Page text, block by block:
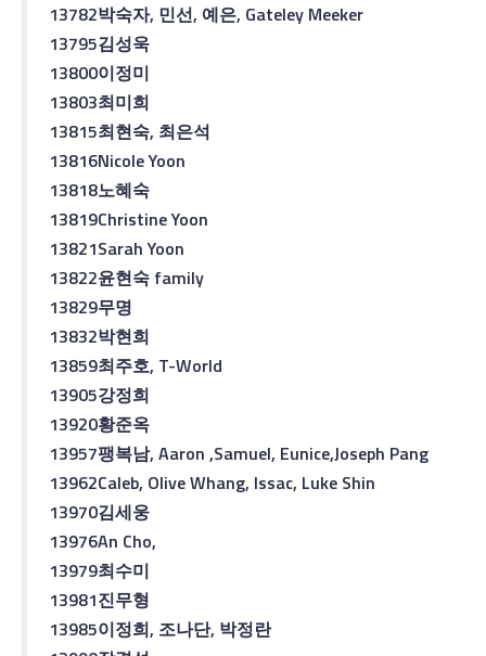
13782박숙자, 민선, 예은, Gateley Meeker
13795김성욱
13800이정미
13803최미희
13815최현숙, 최은석
13816Nicole Yoon
13818노혜숙
13819Christine Yoon
13821Sarah Yoon
13822윤현숙 family
13829무명
13832박현희
13859최주호, T-World
13905강정희
13920황준옥
13957팽복남, Aaron ,Samuel, Eunice,Joseph Pang
13962Caleb, Olive Whang, Issac, Luke Shin
13970김세웅
13976An Cho,
13979최수미
13981진무형
13985이정희, 조나단, 박정란